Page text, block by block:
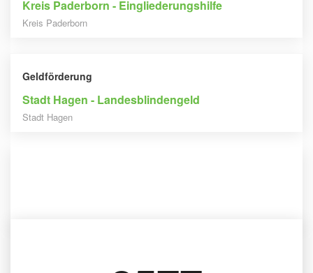
Kreis Paderborn - Eingliederungshilfe
Kreis Paderborn
Geldförderung
Stadt Hagen - Landesblindengeld
Stadt Hagen